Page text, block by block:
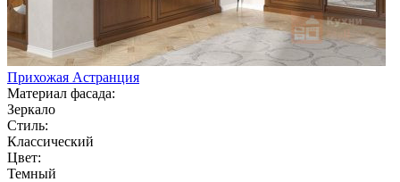
Прихожая Астранция
Материал фасада:
Зеркало
Стиль:
Классический
Цвет:
Темный